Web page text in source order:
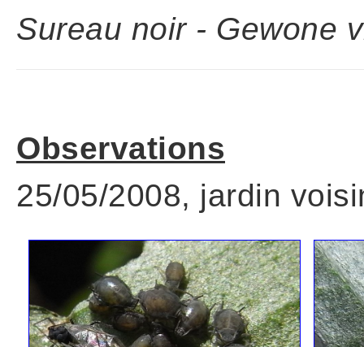
Sureau noir - Gewone
Observations
25/05/2008, jardin